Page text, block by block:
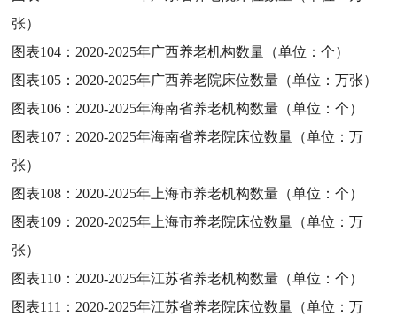
张）
图表104： 2020-2025年广西养老机构数量（单位：个）
图表105： 2020-2025年广西养老院床位数量（单位：万张）
图表106： 2020-2025年海南省养老机构数量（单位：个）
图表107： 2020-2025年海南省养老院床位数量（单位：万
张）
图表108： 2020-2025年上海市养老机构数量（单位：个）
图表109： 2020-2025年上海市养老院床位数量（单位：万
张）
图表110： 2020-2025年江苏省养老机构数量（单位：个）
图表111： 2020-2025年江苏省养老院床位数量（单位：万